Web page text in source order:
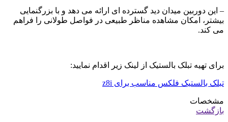
– این دوربین میدان دید گسترده‌ ای ارائه می‌ دهد و با بزرگنمایی
بیشتر، امکان مشاهده مناظر طبیعی در فواصل طولانی را فراهم
می‌ کند.
برای تهیه تبلک بالستیک از لینک زیر اقدام نمایید:
تبلک بالستیک فلکس مناسب برای z8i
مشخصات
بازگشت